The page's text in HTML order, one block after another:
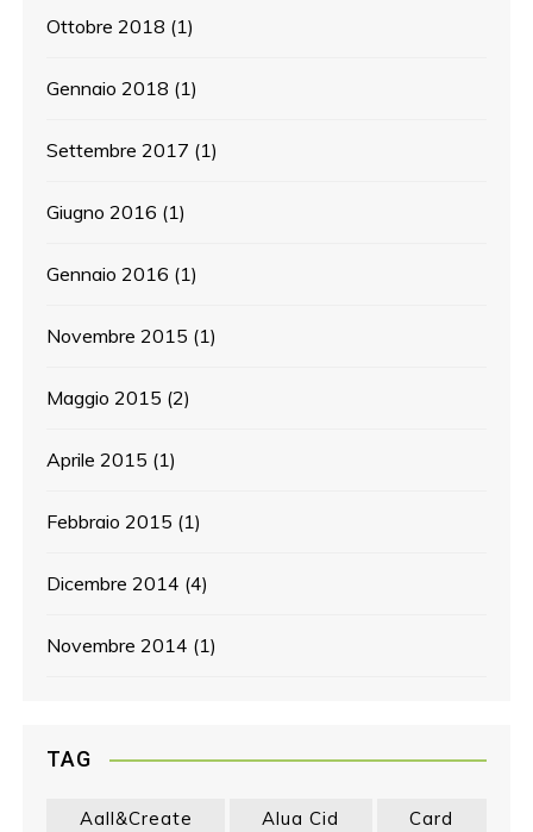
Ottobre 2018 (1)
Gennaio 2018 (1)
Settembre 2017 (1)
Giugno 2016 (1)
Gennaio 2016 (1)
Novembre 2015 (1)
Maggio 2015 (2)
Aprile 2015 (1)
Febbraio 2015 (1)
Dicembre 2014 (4)
Novembre 2014 (1)
TAG
Aall&create Alua Cid
Card